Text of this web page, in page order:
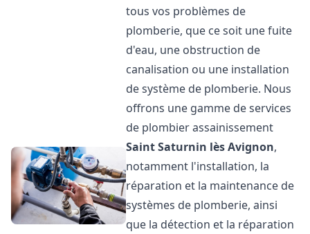
tous vos problèmes de
plomberie, que ce soit une fuite
d'eau, une obstruction de
canalisation ou une installation
de système de plomberie. Nous
offrons une gamme de services
de plombier assainissement
Saint Saturnin lès Avignon,
notamment l'installation, la
réparation et la maintenance de
systèmes de plomberie, ainsi
que la détection et la réparation